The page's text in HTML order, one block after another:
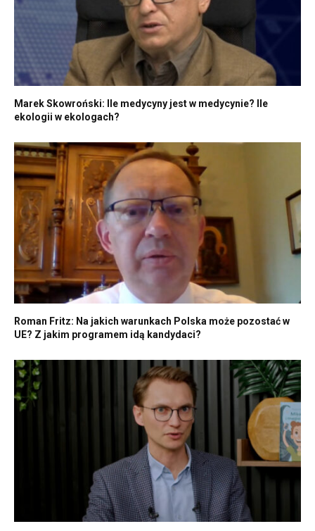
Marek Skowroński: Ile medycyny jest w medycynie? Ile
ekologii w ekologach?
Roman Fritz: Na jakich warunkach Polska może pozostać w
UE? Z jakim programem idą kandydaci?